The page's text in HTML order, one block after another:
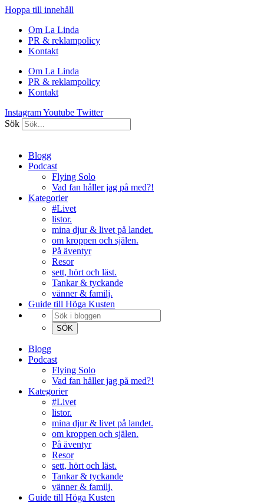
Hoppa till innehåll
Om La Linda
PR & reklampolicy
Kontakt
Om La Linda
PR & reklampolicy
Kontakt
InstagramYoutube Twitter
Sök
Blogg
Podcast
Flying Solo
Vad fan håller jag på med?!
Kategorier
#Livet
listor.
mina djur & livet på landet.
om kroppen och själen.
På äventyr
Resor
sett, hört och läst.
Tankar & tyckande
vänner & familj.
Guide till Höga Kusten
Blogg
Podcast
Flying Solo
Vad fan håller jag på med?!
Kategorier
#Livet
listor.
mina djur & livet på landet.
om kroppen och själen.
På äventyr
Resor
sett, hört och läst.
Tankar & tyckande
vänner & familj.
Guide till Höga Kusten